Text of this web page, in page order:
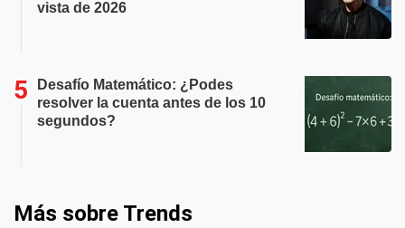
vista de 2026
Desafío Matemático: ¿Podes
resolver la cuenta antes de los 10
segundos?
Más sobre Trends